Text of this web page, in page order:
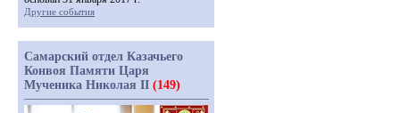
Другие события
Самарский отдел Казачьего
Конвоя Памяти Царя
Мученика Николая II (149)